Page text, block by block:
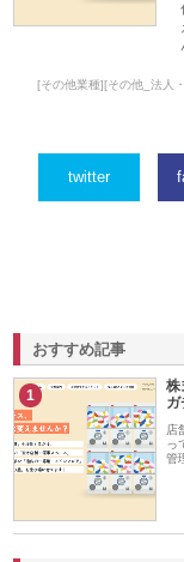
[その他業種][その他_法人
twitter
おすすめ記事
1
株
店
っ
管